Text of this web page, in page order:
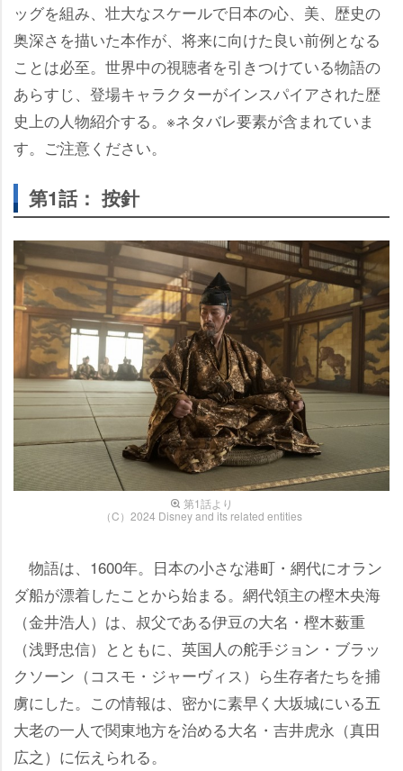
ッグを組み、壮大なスケールで日本の心、美、歴史の
奥深さを描いた本作が、将来に向けた良い前例となる
ことは必至。世界中の視聴者を引きつけている物語の
あらすじ、登場キャラクターがインスパイアされた歴
史上の人物紹介する。※ネタバレ要素が含まれていま
す。ご注意ください。
第1話： 按針
第1話より
（C）2024 Disney and its related entities
物語は、1600年。日本の小さな港町・網代にオラン
ダ船が漂着したことから始まる。網代領主の樫木央海
（金井浩人）は、叔父である伊豆の大名・樫木薮重
（浅野忠信）とともに、英国人の舵手ジョン・ブラッ
クソーン（コスモ・ジャーヴィス）ら生存者たちを捕
虜にした。この情報は、密かに素早く大坂城にいる五
大老の一人で関東地方を治める大名・吉井虎永（真田
広之）に伝えられる。